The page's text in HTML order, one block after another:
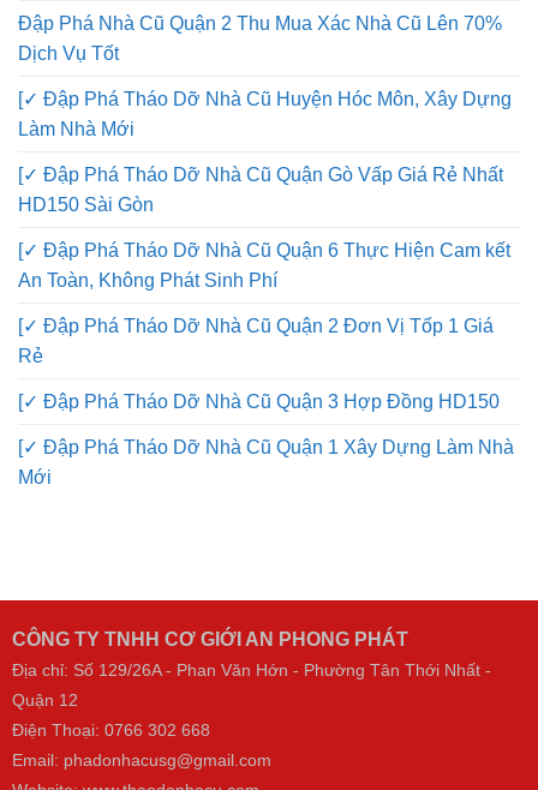
Đập Phá Nhà Cũ Quận 11 Công Ty TNHH Cơ Giới An
Phong Phát
Đập Phá Nhà Cũ Quận 2 Thu Mua Xác Nhà Cũ Lên 70%
Dịch Vụ Tốt
[✓ Đập Phá Tháo Dỡ Nhà Cũ Huyện Hóc Môn, Xây Dựng
Làm Nhà Mới
[✓ Đập Phá Tháo Dỡ Nhà Cũ Quận Gò Vấp Giá Rẻ Nhất
HD150 Sài Gòn
[✓ Đập Phá Tháo Dỡ Nhà Cũ Quận 6 Thực Hiện Cam kết
An Toàn, Không Phát Sinh Phí
[✓ Đập Phá Tháo Dỡ Nhà Cũ Quận 2 Đơn Vị Tốp 1 Giá
Rẻ
[✓ Đập Phá Tháo Dỡ Nhà Cũ Quận 3 Hợp Đồng HD150
CÔNG TY TNHH CƠ GIỚI AN PHONG PHÁT
Địa chỉ: Số 129/26A - Phan Văn Hớn - Phường Tân Thới Nhất -
Quận 12